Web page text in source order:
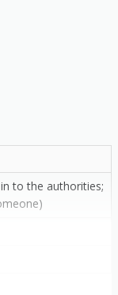
to the authorities;